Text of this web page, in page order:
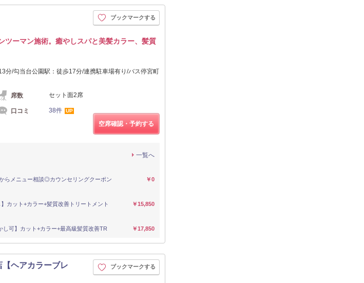
ブックマークする
ツーマン施術。癒やしスパと美髪カラー、髪質
分/勾当台公園駅：徒歩17分/連携駐車場有り/バス停宮町
席数 セット面2席
口コミ 38件 UP
空席確認・予約する
一覧へ
らメニュー相談◎カウンセリングクーポン ￥0
カット+カラー+髪質改善トリートメント ￥15,850
し可】カット+カラー+最高級髪質改善TR ￥17,850
ヘアカラーブレ
ブックマークする